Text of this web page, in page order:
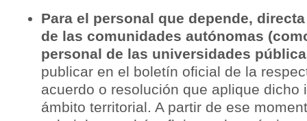
Para el personal que depende,
de las comunidades autónomas
personal de las universidades
publicar en el boletín oficial de la
acuerdo o resolución que aplique dicho
ámbito territorial. A partir de ese